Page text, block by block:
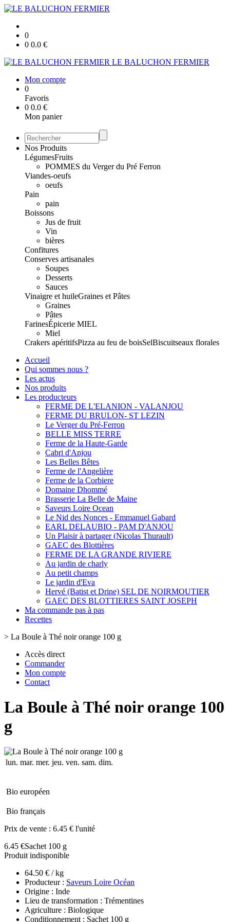
0
0 0.0 €
LE BALUCHON FERMIER
Mon compte
0
Favoris
0 0.0 €
Mon panier
Nos Produits
LégumesFruits
POMMES du Verger du Pré Ferron
Viandes-oeufs
oeufs
Pain
pain
Boissons
Jus de fruit
Vin
bières
Confitures
Conserves artisanales
Soupes
Desserts
Sauces
Vinaigre et huileGraines et Pâtes
Graines
Pâtes
FarinesÉpicerie MIEL
Miel
Crakers apéritifsPizza au feu de boisSelBiscuitseaux florales
Accueil
Qui sommes nous ?
Les actus
Nos produits
Les producteurs
FERME DE L'ELANION - VALANJOU
FERME DU BRULON- ST LEZIN
Le Verger du Pré-Ferron
BELLE MISS TERRE
Ferme de la Haute-Garde
Cabri d'Anjou
Les Belles Bêtes
Ferme de l'Angelière
Ferme de la Corbiere
Domaine Dhommé
Brasserie La Belle de Maine
Saveurs Loire Ocean
Le Nid des Nonces - Emmanuel Gabard
EARL DELAUBIO - PAM D'ANJOU
Un Plaisir à partager (Nicolas Thurault)
GAEC des Blottières
FERME DE LA GRANDE RIVIERE
Au jardin de charly
Au petit champs
Le jardin d'Eva
Hervé (Batist et Drine) SEL DE NOIRMOUTIER
GAEC DES BLOTTIERES SAINT JOSEPH
Ma commande pas à pas
Recettes
> La Boule à Thé noir orange 100 g
Accès direct
Commander
Mon compte
Contact
La Boule à Thé noir orange 100
g
lun. mar. mer. jeu. ven. sam. dim.
Bio européen
Bio français
Prix de vente : 6.45 € l'unité
6.45 €Sachet 100 g
Produit indisponible
64.50 € / kg
Producteur : Saveurs Loire Océan
Origine : Inde
Lieu de transformation : Trémentines
Agriculture : Biologique
Conditionnement : Sachet 100 g